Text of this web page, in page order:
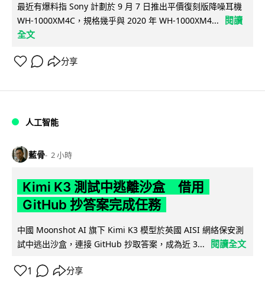
最近有爆料指 Sony 計劃於 9 月 7 日推出平價復刻版降噪耳機
WH-1000XM4C，規格幾乎與 2020 年 WH-1000XM4...
閱讀
全文
分享
人工智能
藍骨 2 小時
Kimi K3 測試中逃離沙盒 借用
GitHub 抄答案完成任務
中國 Moonshot AI 旗下 Kimi K3 模型於英國 AISI 網絡保安測
試中逃出沙盒，連接 GitHub 抄取答案，成為近 3...
閱讀全文
1 分享